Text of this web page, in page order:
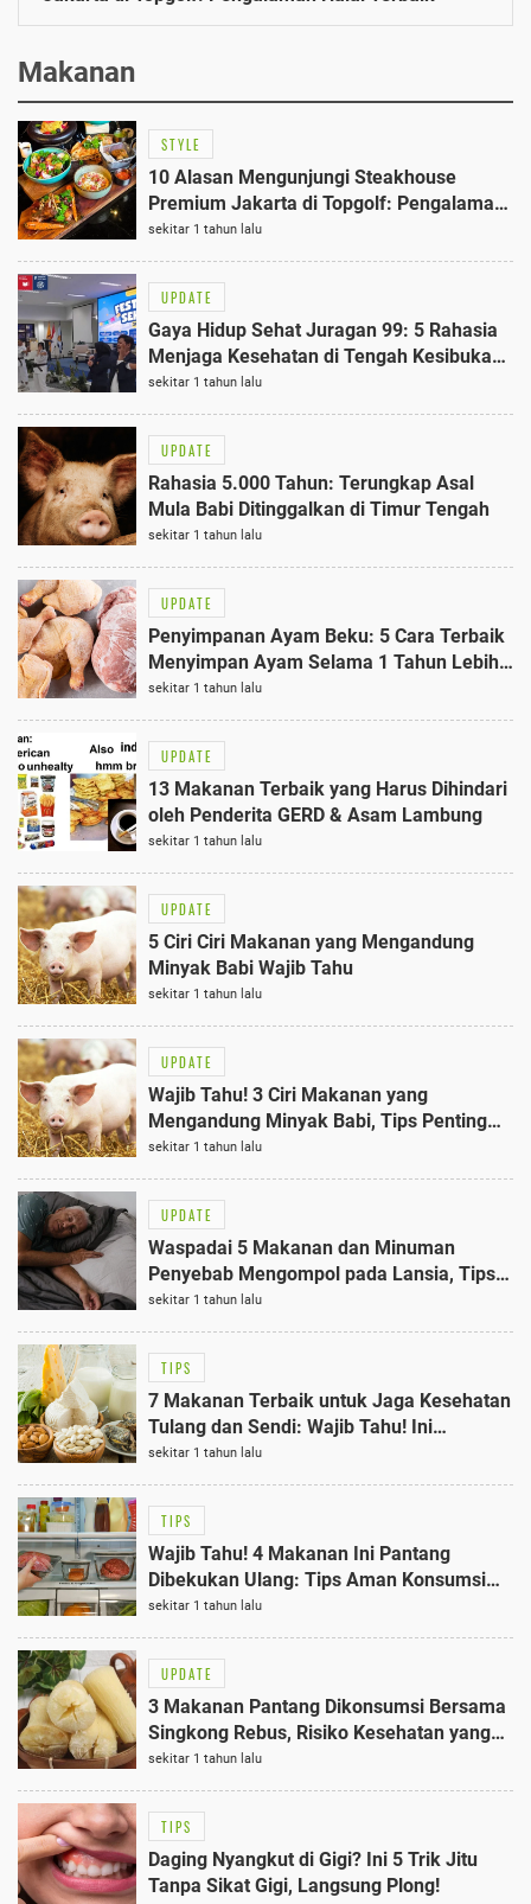
Makanan
STYLE
10 Alasan Mengunjungi Steakhouse
Premium Jakarta di Topgolf: Pengalaman
Halal Terbaik
sekitar 1 tahun lalu
UPDATE
Gaya Hidup Sehat Juragan 99: 5 Rahasia
Menjaga Kesehatan di Tengah Kesibukan
Bisnis
sekitar 1 tahun lalu
UPDATE
Rahasia 5.000 Tahun: Terungkap Asal
Mula Babi Ditinggalkan di Timur Tengah
sekitar 1 tahun lalu
UPDATE
Penyimpanan Ayam Beku: 5 Cara Terbaik
Menyimpan Ayam Selama 1 Tahun Lebih
Aman dan Segar
sekitar 1 tahun lalu
UPDATE
13 Makanan Terbaik yang Harus Dihindari
oleh Penderita GERD & Asam Lambung
sekitar 1 tahun lalu
UPDATE
5 Ciri Ciri Makanan yang Mengandung
Minyak Babi Wajib Tahu
sekitar 1 tahun lalu
UPDATE
Wajib Tahu! 3 Ciri Makanan yang
Mengandung Minyak Babi, Tips Penting
untuk Konsumen Cerdas!
sekitar 1 tahun lalu
UPDATE
Waspadai 5 Makanan dan Minuman
Penyebab Mengompol pada Lansia, Tips
Ampuh Cegah Inkontinensia Urine
sekitar 1 tahun lalu
TIPS
7 Makanan Terbaik untuk Jaga Kesehatan
Tulang dan Sendi: Wajib Tahu! Ini
Daftarnya
sekitar 1 tahun lalu
TIPS
Wajib Tahu! 4 Makanan Ini Pantang
Dibekukan Ulang: Tips Aman Konsumsi
Makanan yang Dibekukan
sekitar 1 tahun lalu
UPDATE
3 Makanan Pantang Dikonsumsi Bersama
Singkong Rebus, Risiko Kesehatan yang
Mengejutkan
sekitar 1 tahun lalu
TIPS
Daging Nyangkut di Gigi? Ini 5 Trik Jitu
Tanpa Sikat Gigi, Langsung Plong!